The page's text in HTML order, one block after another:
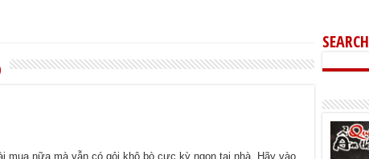
mua nữa mà vẫn có gỏi khô bò cực kỳ ngon tại nhà. Hãy vào
SEARCH